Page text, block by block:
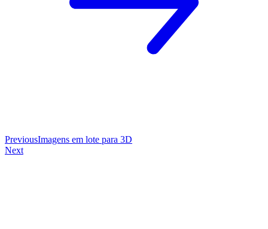
PreviousImagens em lote para 3D
Next